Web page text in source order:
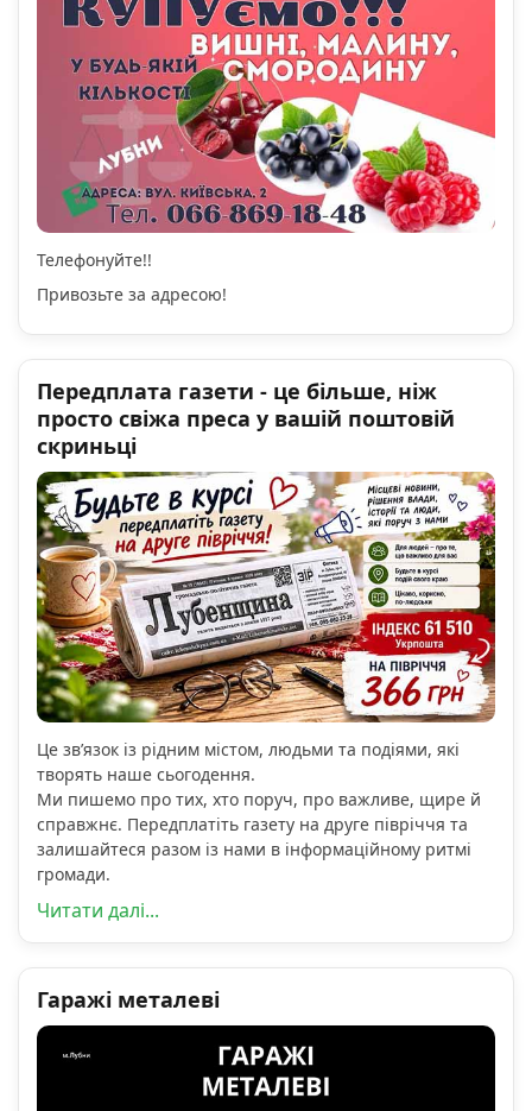
Телефонуйте!!
Привозьте за адресою!
Передплата газети - це більше, ніж
просто свіжа преса у вашій поштовій
скриньці
Це зв’язок із рідним містом, людьми та подіями, які
творять наше сьогодення.
Ми пишемо про тих, хто поруч, про важливе, щире й
справжнє. Передплатіть газету на друге півріччя та
залишайтеся разом із нами в інформаційному ритмі
громади.
Читати далі...
Гаражі металеві